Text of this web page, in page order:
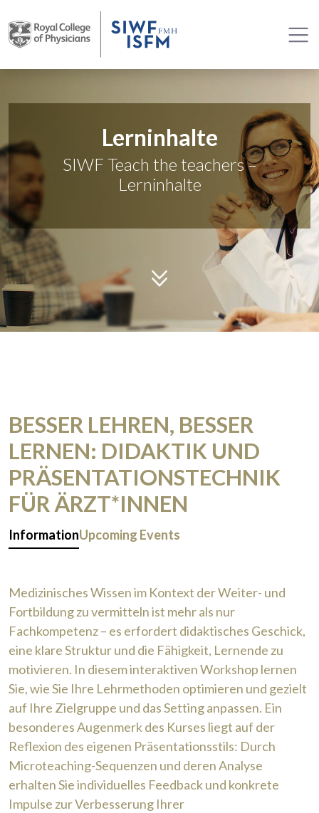
Lerninhalte
SIWF Teach the teachers –
Lerninhalte
BESSER LEHREN, BESSER
LERNEN: DIDAKTIK UND
PRÄSENTATIONSTECHNIK
FÜR ÄRZT*INNEN
InformationUpcoming Events
Medizinisches Wissen im Kontext der Weiter- und
Fortbildung zu vermitteln ist mehr als nur
Fachkompetenz – es erfordert didaktisches Geschick,
eine klare Struktur und die Fähigkeit, Lernende zu
motivieren. In diesem interaktiven Workshop lernen
Sie, wie Sie Ihre Lehrmethoden optimieren und gezielt
auf Ihre Zielgruppe und das Setting anpassen. Ein
besonderes Augenmerk des Kurses liegt auf der
Reflexion des eigenen Präsentationsstils: Durch
Microteaching-Sequenzen und deren Analyse
erhalten Sie individuelles Feedback und konkrete
Impulse zur Verbesserung Ihrer